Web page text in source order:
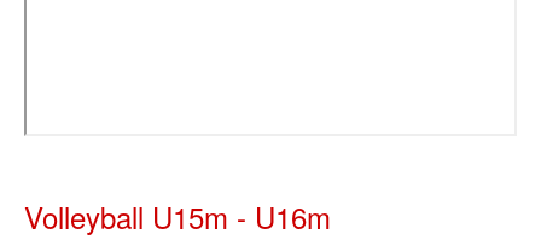
Volleyball U15m - U16m